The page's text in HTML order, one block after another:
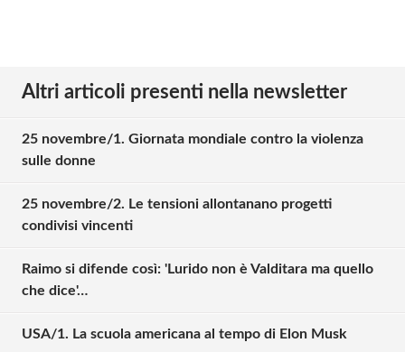
Altri articoli presenti nella newsletter
25 novembre/1. Giornata mondiale contro la violenza
sulle donne
25 novembre/2. Le tensioni allontanano progetti
condivisi vincenti
Raimo si difende così: 'Lurido non è Valditara ma quello
che dice'…
USA/1. La scuola americana al tempo di Elon Musk